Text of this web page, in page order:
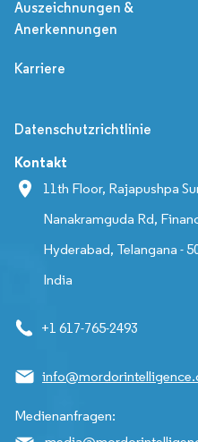
Auszeichnungen &
Anerkennungen
Karriere
Datenschutzrichtlinie
Kontakt
11th Floor, Rajapushpa
Nanakramguda Rd,
Hyderabad, Telangana -
India
+1 617-765-2493
Medienanfragen: